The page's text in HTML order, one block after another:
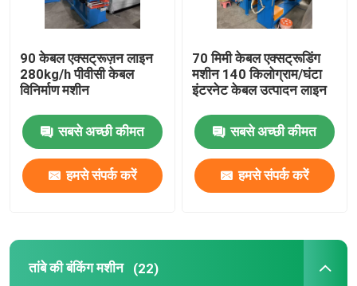
सर्पिल वेल्डेड पाइप बनाने की मशीन
लेजर काटने की मशीन
केबल बॉबिन
सीसीवी लाइनें
तांबे के तार की ड्राइंग मर जाती है
90 केबल एक्सट्रूज़न लाइन
280kg/h पीवीसी केबल
विनिर्माण मशीन
सबसे अच्छी कीमत
हमसे संपर्क करें
70 मिमी केबल एक्सट्रूडिंग
मशीन 140 किलोग्राम/घंटा
इंटरनेट केबल उत्पादन लाइन
सबसे अच्छी कीमत
हमसे संपर्क करें
तांबे की बंकिंग मशीन (22)